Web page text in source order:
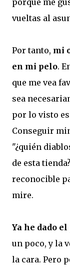
porque me
vueltas al
Por tanto, mi
en mi pelo.
que me vea
sea
por lo visto
Conseguir
"¿quién
de esta
reconocible
mire.
Ya he dado
un poco, y la
la cara. Pero